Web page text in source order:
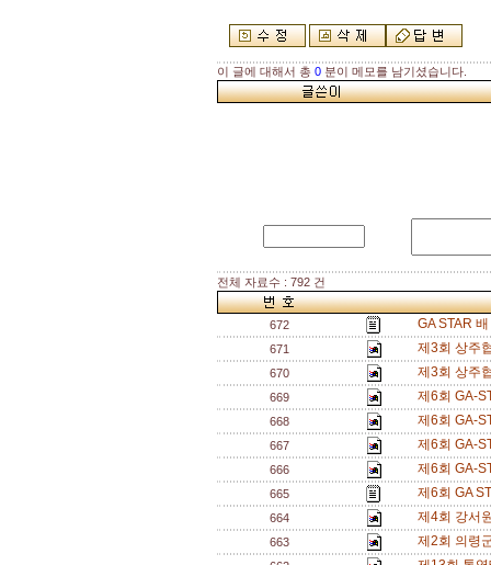
이 글에 대해서 총 0 분이 메모를 남기셨습니다.
전체 자료수 : 792 건
672 GA STAR
671 제3회 상주
670 제3회 상주
669 제6회 GA-
668 제6회 GA-
667 제6회 GA-
666 제6회 GA-
665 제6회 GA
664 제4회 강서
663 제2회 의령